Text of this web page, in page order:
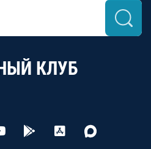
КЛУБ